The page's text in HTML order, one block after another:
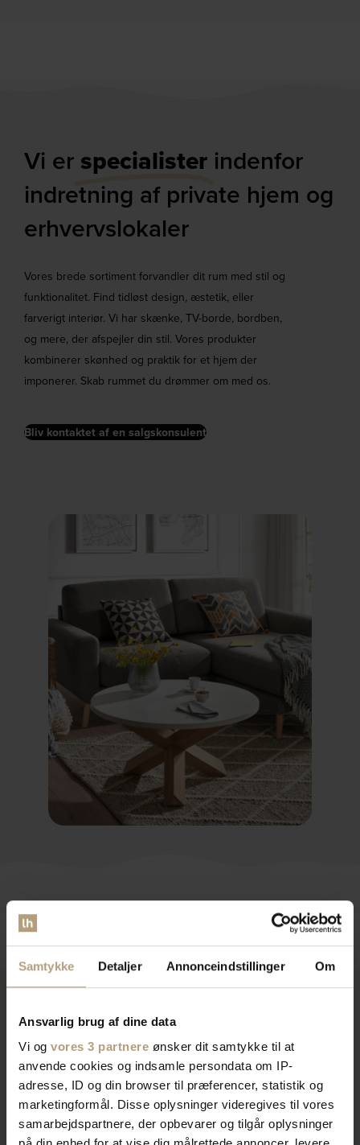
Samtykke Detaljer Annonceindstillinger Om
Ansvarlig brug af dine data
Vi og vores 3 partnere ønsker dit samtykke til at
anvende cookies og indsamle persondata om IP-
adresse, ID og din browser til præferencer, statistik og
marketingformål. Disse oplysninger videregives til vores
samarbejdspartnere, der opbevarer og tilgår oplysninger
Vi er specialister indenfor
indretning af private hjem og
erhvervslokaler​
Vores brede sortiment forvandler dit rum med stil og
funktionalitet. Find tidløst design, æstetik, eller
farverigt interiør. Vi har skænke, TV-borde, bordben,
og mere, der afspejler din stil. Vores produkter
kombinerer skønhed og praktik for et hjem der
imponerer. Skab rummet du drømmer om med os.
Bliv kontaktet af en salgskonsulent
Vores kunder stiller ofte disse spørgsmål
FAQ― OFTE STILLEDE SPØRGSMÅL
Hvorfor er der et minimumskøb på visse produkter?
Nogle af vores varer sælges med et fastsat